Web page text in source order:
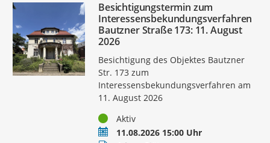
Besichtigungstermin zum
Interessensbekundungsverfahren
Bautzner Straße 173: 11. August
2026
Besichtigung des Objektes Bautzner
Str. 173 zum
Interessensbekundungsverfahren am
11. August 2026
StatusAktiv
Termin11.08.2026 15:00 Uhr